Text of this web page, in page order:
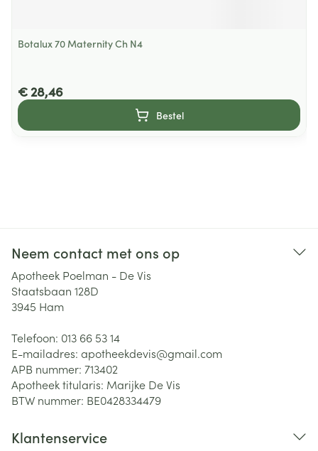
Botalux 70 Maternity Ch N4
€ 28,46
Bestel
Neem contact met ons op
Apotheek Poelman - De Vis
Staatsbaan 128D
3945 Ham
Telefoon: 013 66 53 14
E-mailadres: apotheekdevis@gmail.com
APB nummer: 713402
Apotheek titularis: Marijke De Vis
BTW nummer: BE0428334479
Klantenservice